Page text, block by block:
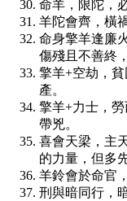
命羊，限陀，
羊陀會齊，橫
命身擎羊逢廉
傷殘且不善終
擎羊+空劫，
產。
擎羊+力士，
帶兇。
喜會天梁，主
的力量，但多
羊鈴會於命官
刑與暗同行，